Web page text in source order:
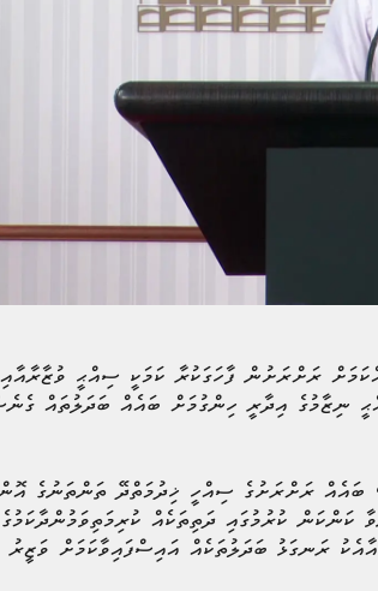
ރަށްރަށުން ފާހަގަކުރާ ކަމަކީ ސިއްޙީ
ނިޒާމުގެ އިދާރީ ހިންގުމަށް ބައެއް ބަދަލުތައް
ބައެއް ރަށްރަށުގެ ސިއްހީ ޚިދުމަތްދޭ ތަންތަނުގެ
ކަންކަން ކުރުމުގައި ދަތިތަކެއް ކުރިމަތިވަމުންދާކަމުގެ
ރަނގަޅު ބަދަލުތަކެއް އައިސްފައިވާކަމަށް ވަޒީރު